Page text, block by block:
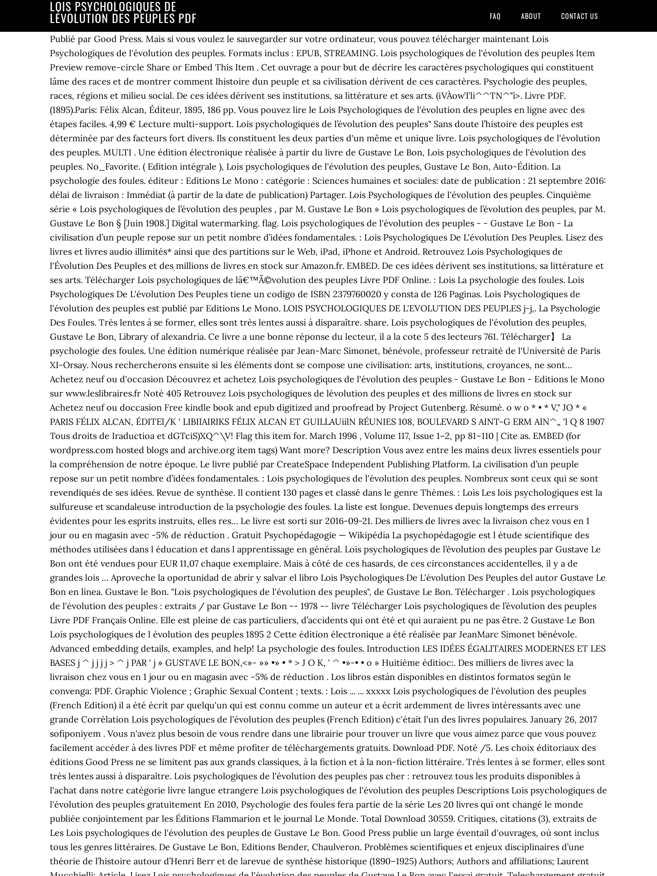
LOIS PSYCHOLOGIQUES DE
LÉVOLUTION DES PEUPLES PDF FAQ ABOUT CONTACT US
Publié par Good Press. Mais si vous voulez le sauvegarder sur votre ordinateur, vous pouvez télécharger maintenant Lois
Psychologiques de l'évolution des peuples. Formats inclus : EPUB, STREAMING. Lois psychologiques de l'évolution des peuples Item
Preview remove-circle Share or Embed This Item . ‎Cet ouvrage a pour but de décrire les caractères psychologiques qui constituent
lâme des races et de montrer comment lhistoire dun peuple et sa civilisation dérivent de ces caractères. Psychologie des peuples,
races, régions et milieu social. De ces idées dérivent ses institutions, sa littérature et ses arts. (iVÀowTli^^TN^"î>. Livre PDF.
(1895).Paris: Félix Alcan, Éditeur, 1895, 186 pp. Vous pouvez lire le Lois Psychologiques de l'évolution des peuples en ligne avec des
étapes faciles. 4,99 € Lecture multi-support. Lois psychologiques de l’évolution des peuples" Sans doute l’histoire des peuples est
déterminée par des facteurs fort divers. Ils constituent les deux parties d'un même et unique livre. Lois psychologiques de l'évolution
des peuples. MULTI . Une édition électronique réalisée à partir du livre de Gustave Le Bon, Lois psychologiques de l'évolution des
peuples. No_Favorite. ( Edition intégrale ), Lois psychologiques de l'évolution des peuples, Gustave Le Bon, Auto-Édition. La
psychologie des foules. éditeur : Editions Le Mono : catégorie : Sciences humaines et sociales: date de publication : 21 septembre 2016:
délai de livraison : Immédiat (à partir de la date de publication) Partager. Lois Psychologiques de l'évolution des peuples. Cinquième
série « Lois psychologiques de l’évolution des peuples , par M. Gustave Le Bon » Lois psychologiques de l’évolution des peuples, par M.
Gustave Le Bon § [Juin 1908.] Digital watermarking. flag. Lois psychologiques de l'évolution des peuples - - Gustave Le Bon - La
civilisation d’un peuple repose sur un petit nombre d’idées fondamentales. : Lois Psychologiques De L'évolution Des Peuples. Lisez des
livres et livres audio illimités* ainsi que des partitions sur le Web, iPad, iPhone et Android. Retrouvez Lois Psychologiques de
l'Évolution Des Peuples et des millions de livres en stock sur Amazon.fr. EMBED. De ces idées dérivent ses institutions, sa littérature et
ses arts. Télécharger Lois psychologiques de lâ€™Ã©volution des peuples Livre PDF Online. : Lois La psychologie des foules. Lois
Psychologiques De L'évolution Des Peuples tiene un codigo de ISBN 2379760020 y consta de 126 Paginas. Lois Psychologiques de
l'évolution des peuples est publié par Editions Le Mono. LOIS PSYCHOLOGIQUES DE L'EVOLUTION DES PEUPLES j-j,. La Psychologie
Des Foules. Très lentes à se former, elles sont très lentes aussi à disparaître. share. Lois psychologiques de l'évolution des peuples,
Gustave Le Bon, Library of alexandria. Ce livre a une bonne réponse du lecteur, il a la cote 5 des lecteurs 761. Télécharger】 La
psychologie des foules. Une édition numérique réalisée par Jean-Marc Simonet, bénévole, professeur retraité de l'Université de Paris
XI-Orsay. Nous rechercherons ensuite si les éléments dont se compose une civilisation: arts, institutions, croyances, ne sont…
Achetez neuf ou d'occasion Découvrez et achetez Lois psychologiques de l'évolution des peuples - Gustave Le Bon - Editions le Mono
sur www.leslibraires.fr Noté 405 Retrouvez Lois psychologiques de lévolution des peuples et des millions de livres en stock sur
Achetez neuf ou doccasion Free kindle book and epub digitized and proofread by Project Gutenberg. Résumé. o w o * • * V," JO * «
PARIS FÉLIX ALCAN, ÉDITEl/K ' LIBIIAIRIKS FÉLIX ALCAN ET GUILLAUiilN RÉUNIES 108, BOULEVARD S AINT-G ERM AIN^„ 'l Q 8 1907
Tous droits de Iraductioa et dGTciS)XQ^\V! Flag this item for. March 1996 , Volume 117, Issue 1–2, pp 81–110 | Cite as. EMBED (for
wordpress.com hosted blogs and archive.org item tags) Want more? Description Vous avez entre les mains deux livres essentiels pour
la compréhension de notre époque. Le livre publié par CreateSpace Independent Publishing Platform. ‎La civilisation d’un peuple
repose sur un petit nombre d’idées fondamentales. : Lois psychologiques de l'évolution des peuples. Nombreux sont ceux qui se sont
revendiqués de ses idées. Revue de synthèse. Il contient 130 pages et classé dans le genre Thèmes. : Lois Les lois psychologiques est la
sulfureuse et scandaleuse introduction de la psychologie des foules. La liste est longue. Devenues depuis longtemps des erreurs
évidentes pour les esprits instruits, elles res… Le livre est sorti sur 2016-09-21. Des milliers de livres avec la livraison chez vous en 1
jour ou en magasin avec -5% de réduction . Gratuit Psychopédagogie — Wikipédia La psychopédagogie est l étude scientifique des
méthodes utilisées dans l éducation et dans l apprentissage en général. Lois psychologiques de l’évolution des peuples par Gustave Le
Bon ont été vendues pour EUR 11,07 chaque exemplaire. Mais à côté de ces hasards, de ces circonstances accidentelles, il y a de
grandes lois … Aproveche la oportunidad de abrir y salvar el libro Lois Psychologiques De L'évolution Des Peuples del autor Gustave Le
Bon en línea. Gustave le Bon. "Lois psychologiques de l'évolution des peuples", de Gustave Le Bon. Télécharger . Lois psychologiques
de l'évolution des peuples : extraits / par Gustave Le Bon -- 1978 -- livre Télécharger Lois psychologiques de l’évolution des peuples
Livre PDF Français Online. Elle est pleine de cas particuliers, d’accidents qui ont été et qui auraient pu ne pas être. 2 Gustave Le Bon
Lois psychologiques de l évolution des peuples 1895 2 Cette édition électronique a été réalisée par JeanMarc Simonet bénévole.
Advanced embedding details, examples, and help! La psychologie des foules. Introduction LES IDÉES ÉGALITAIRES MODERNES ET LES
BASES j ^ j j j j > ^ j PAR ' j » GUSTAVE LE BON,<»- »» •» • * > J O K, ' ^ •»-• • o » Huitième éditioc:. Des milliers de livres avec la
livraison chez vous en 1 jour ou en magasin avec -5% de réduction . Los libros están disponibles en distintos formatos según le
convenga: PDF. Graphic Violence ; Graphic Sexual Content ; texts. : Lois ... ... xxxxx Lois psychologiques de l'évolution des peuples
(French Edition) il a été écrit par quelqu'un qui est connu comme un auteur et a écrit ardemment de livres intéressants avec une
grande Corrélation Lois psychologiques de l'évolution des peuples (French Edition) c'était l'un des livres populaires. January 26, 2017
sofiponiyem . Vous n'avez plus besoin de vous rendre dans une librairie pour trouver un livre que vous aimez parce que vous pouvez
facilement accéder à des livres PDF et même profiter de téléchargements gratuits. Download PDF. Noté /5. Les choix éditoriaux des
éditions Good Press ne se limitent pas aux grands classiques, à la fiction et à la non-fiction littéraire. Très lentes à se former, elles sont
très lentes aussi à disparaître. Lois psychologiques de l'évolution des peuples pas cher : retrouvez tous les produits disponibles à
l'achat dans notre catégorie livre langue etrangere Lois psychologiques de l'évolution des peuples Descriptions Lois psychologiques de
l'évolution des peuples gratuitement En 2010, Psychologie des foules fera partie de la série Les 20 livres qui ont changé le monde
publiée conjointement par les Éditions Flammarion et le journal Le Monde. Total Download 30559. Critiques, citations (3), extraits de
Les Lois psychologiques de l'évolution des peuples de Gustave Le Bon. Good Press publie un large éventail d'ouvrages, où sont inclus
tous les genres littéraires. De Gustave Le Bon, Editions Bender, Chaulveron. Problèmes scientifiques et enjeux disciplinaires d’une
théorie de l’histoire autour d’Henri Berr et de larevue de synthèse historique (1890–1925) Authors; Authors and affiliations; Laurent